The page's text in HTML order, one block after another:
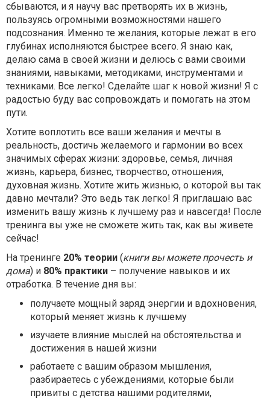
сбываются, и я научу вас претворять их в жизнь,
пользуясь огромными возможностями нашего
подсознания. Именно те желания, которые лежат в его
глубинах исполняются быстрее всего. Я знаю как,
делаю сама в своей жизни и делюсь с вами своими
знаниями, навыками, методиками, инструментами и
техниками. Все легко! Сделайте шаг к новой жизни! Я с
радостью буду вас сопровождать и помогать на этом
пути.
Хотите воплотить все ваши желания и мечты в
реальность, достичь желаемого и гармонии во всех
значимых сферах жизни: здоровье, семья, личная
жизнь, карьера, бизнес, творчество, отношения,
духовная жизнь. Хотите жить жизнью, о которой вы так
давно мечтали? Это ведь так легко! Я приглашаю вас
изменить вашу жизнь к лучшему раз и навсегда! После
тренинга вы уже не сможете жить так, как вы живете
сейчас!
На тренинге 20% теории (книги вы можете прочесть и
дома) и 80% практики – получение навыков и их
отработка. В течение дня вы:
получаете мощный заряд энергии и вдохновения,
который меняет жизнь к лучшему
изучаете влияние мыслей на обстоятельства и
достижения в нашей жизни
работаете с вашим образом мышления,
разбираетесь с убеждениями, которые были
привиты с детства нашими родителями,